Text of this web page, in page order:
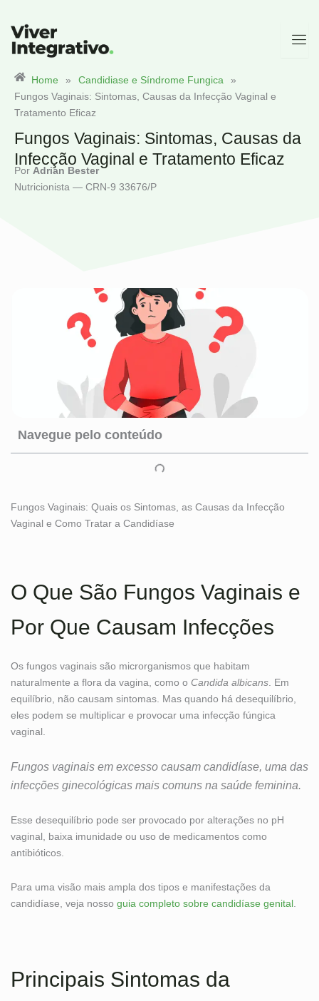
para
conteúdo
Home » Candidiase e Síndrome Fungica
»
Fungos Vaginais: Sintomas, Causas da Infecção Vaginal e
Tratamento Eficaz
Fungos Vaginais: Sintomas, Causas da
Infecção Vaginal e Tratamento Eficaz
Por Adrian Bester
Nutricionista — CRN-9 33676/P
Navegue pelo conteúdo
Fungos Vaginais: Quais os Sintomas, as Causas da Infecção
Vaginal e Como Tratar a Candidíase
O Que São Fungos Vaginais e
Por Que Causam Infecções
Os fungos vaginais são microrganismos que habitam
naturalmente a flora da vagina, como o Candida albicans. Em
equilíbrio, não causam sintomas. Mas quando há desequilíbrio,
eles podem se multiplicar e provocar uma infecção fúngica
vaginal.
Fungos vaginais em excesso causam candidíase, uma das
infecções ginecológicas mais comuns na saúde feminina.
Esse desequilíbrio pode ser provocado por alterações no pH
vaginal, baixa imunidade ou uso de medicamentos como
antibióticos.
Para uma visão mais ampla dos tipos e manifestações da
candidíase, veja nosso guia completo sobre candidíase genital
Principais Sintomas da